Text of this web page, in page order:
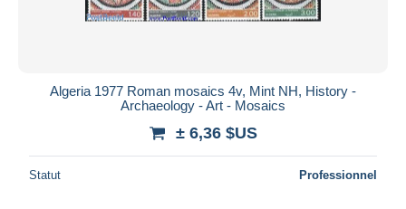
Algeria 1977 Roman mosaics 4v, Mint NH, History -
Archaeology - Art - Mosaics
± 6,36 $US
Statut Professionnel